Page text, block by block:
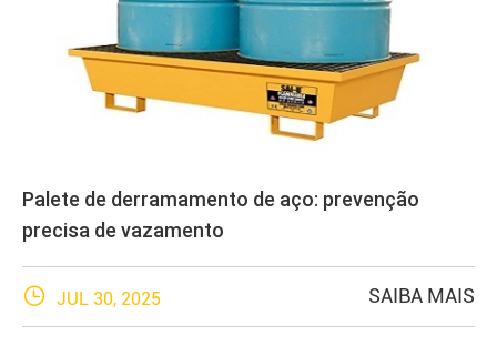
Palete de derramamento de aço: prevenção
precisa de vazamento
 JUL 30, 2025 SAIBA MAIS